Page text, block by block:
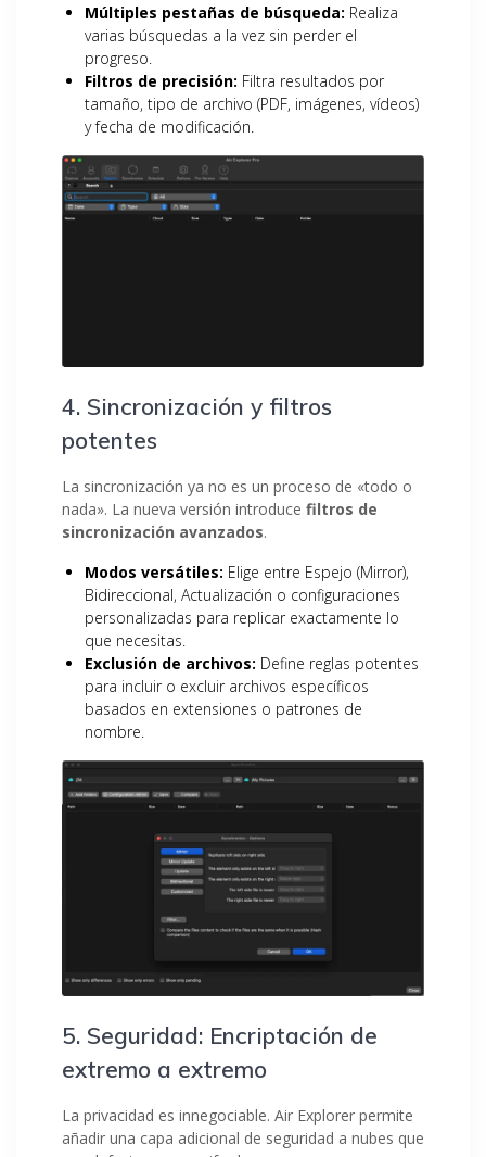
Múltiples pestañas de búsqueda: Realiza
varias búsquedas a la vez sin perder el
progreso.
Filtros de precisión: Filtra resultados por
tamaño, tipo de archivo (PDF, imágenes, vídeos)
y fecha de modificación.
4. Sincronización y filtros
potentes
La sincronización ya no es un proceso de «todo o
nada». La nueva versión introduce filtros de
sincronización avanzados.
Modos versátiles: Elige entre Espejo (Mirror),
Bidireccional, Actualización o configuraciones
personalizadas para replicar exactamente lo
que necesitas.
Exclusión de archivos: Define reglas potentes
para incluir o excluir archivos específicos
basados en extensiones o patrones de
nombre.
5. Seguridad: Encriptación de
extremo a extremo
La privacidad es innegociable. Air Explorer permite
añadir una capa adicional de seguridad a nubes que